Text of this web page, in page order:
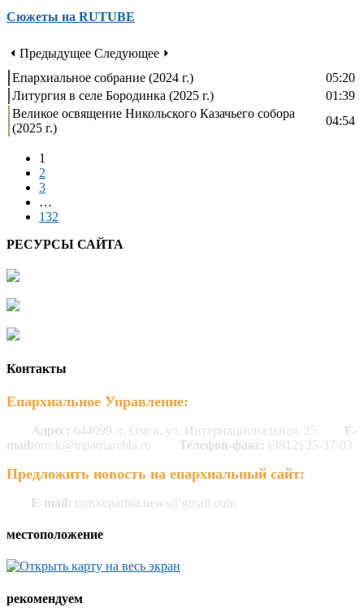
Сюжеты на RUTUBE
⏴ Предыдущее Следующее ⏵
Епархиальное собрание (2024 г.)
05:20
Литургия в селе Бородинка (2025 г.)
01:39
Великое освящение Никольского Казачьего собора
(2025 г.)
04:54
1
2
3
…
132
РЕСУРСЫ САЙТА
Контакты
Епархиальное Управление:
Адрес: 644099, г. Омск, ул. Интернациональная, 25
E-
mail:omsk@mpatriarchia.ru Телефон-факс: (3812) 25-37-03
Предложить новость на епархиальный сайт:
E-mail: omskeparhia.news@gmail.com
местоположение
рекомендуем